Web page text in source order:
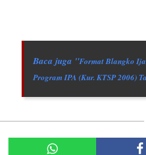
Baca juga "Format Blangko
Program IPA (Kur. KTSP 2006)